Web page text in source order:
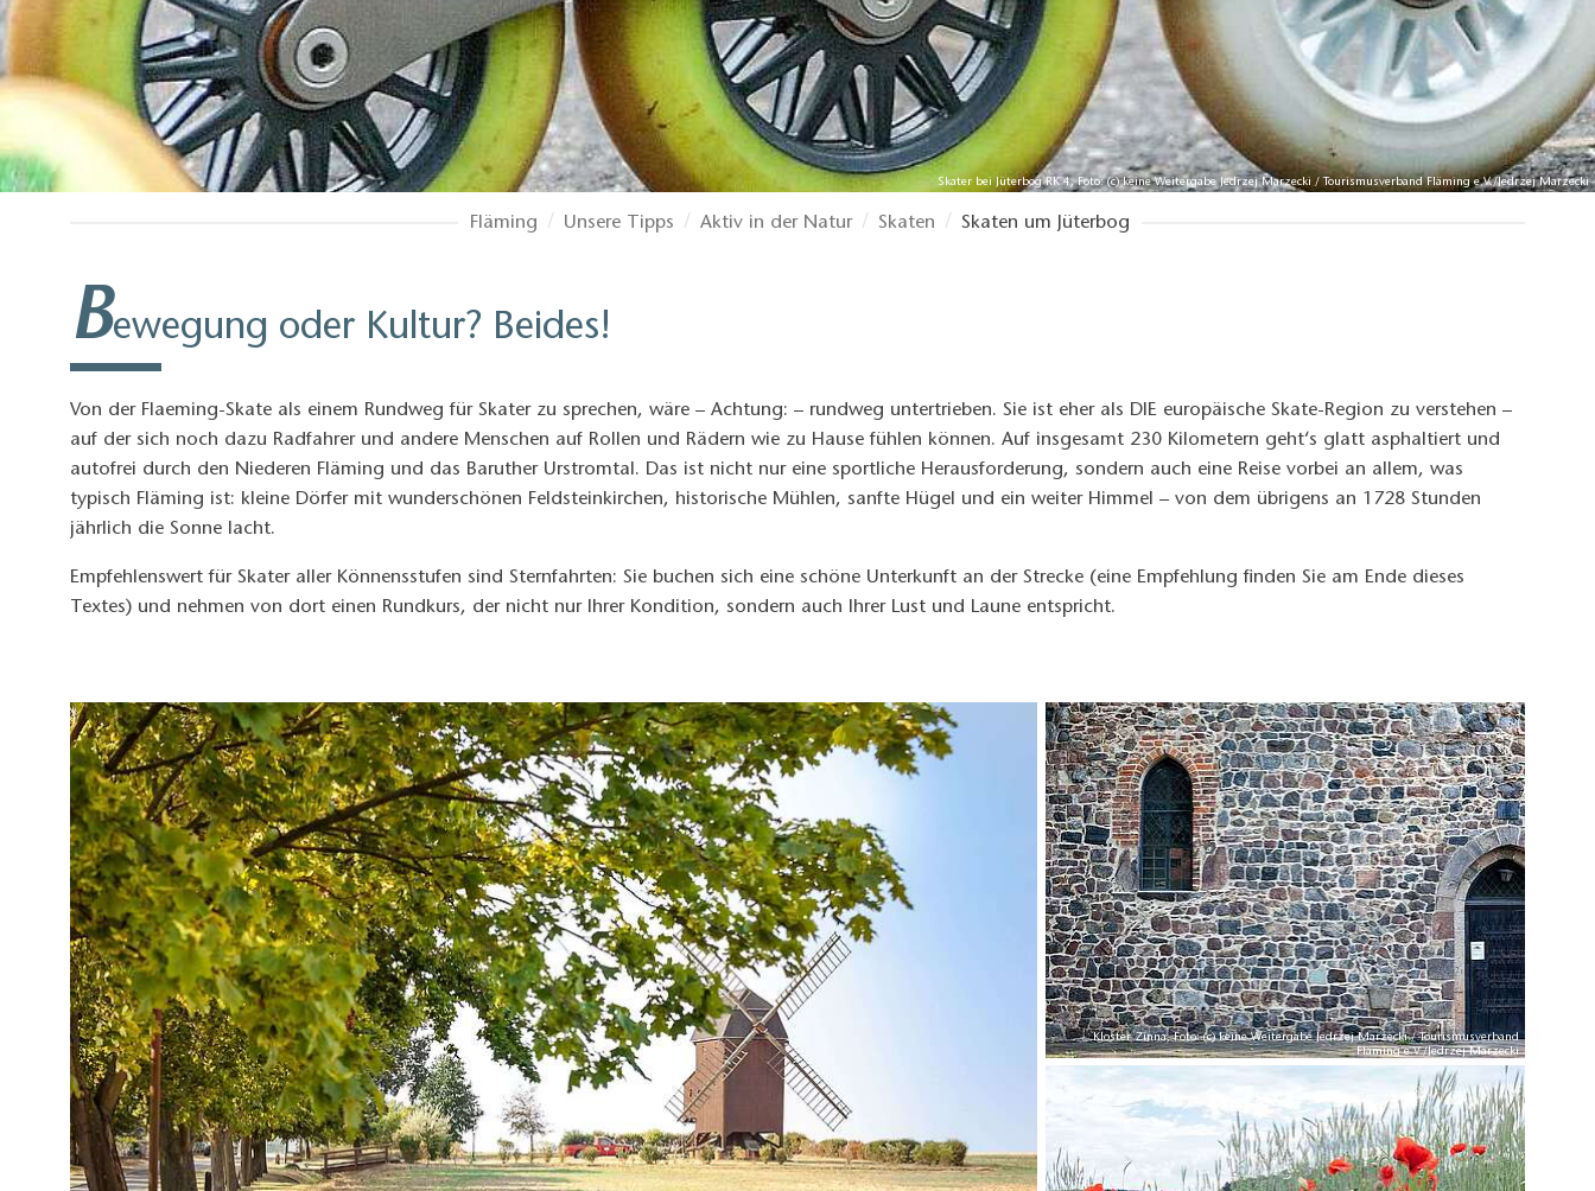
Skater bei Jüterbog RK 4, Foto: (c) keine Weitergabe Jedrzej Marzecki / Tourismusverband Fläming e.V./Jedrzej Marzecki
Fläming Unsere Tipps Aktiv in der Natur Skaten Skaten um Jüterbog
Bewegung oder Kultur? Beides!
Von der Flaeming-Skate als einem Rundweg für Skater zu sprechen, wäre – Achtung: – rundweg untertrieben. Sie ist eher als DIE europäische Skate-Region zu verstehen –
auf der sich noch dazu Radfahrer und andere Menschen auf Rollen und Rädern wie zu Hause fühlen können. Auf insgesamt 230 Kilometern geht‘s glatt asphaltiert und
autofrei durch den Niederen Fläming und das Baruther Urstromtal. Das ist nicht nur eine sportliche Herausforderung, sondern auch eine Reise vorbei an allem, was
typisch Fläming ist: kleine Dörfer mit wunderschönen Feldsteinkirchen, historische Mühlen, sanfte Hügel und ein weiter Himmel – von dem übrigens an 1728 Stunden
jährlich die Sonne lacht.
Empfehlenswert für Skater aller Könnensstufen sind Sternfahrten: Sie buchen sich eine schöne Unterkunft an der Strecke (eine Empfehlung finden Sie am Ende dieses
Textes) und nehmen von dort einen Rundkurs, der nicht nur Ihrer Kondition, sondern auch Ihrer Lust und Laune entspricht.
Kloster Zinna, Foto: (c) keine Weitergabe Jedrzej Marzecki / Tourismusverband
Fläming e.V./Jedrzej Marzecki